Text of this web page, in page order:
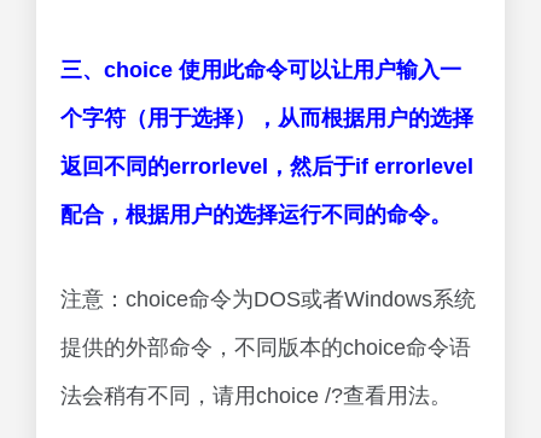
三、choice 使用此命令可以让用户输入一
个字符（用于选择），从而根据用户的选择
返回不同的errorlevel，然后于if errorlevel
配合，根据用户的选择运行不同的命令。
注意：choice命令为DOS或者Windows系统
提供的外部命令，不同版本的choice命令语
法会稍有不同，请用choice /?查看用法。